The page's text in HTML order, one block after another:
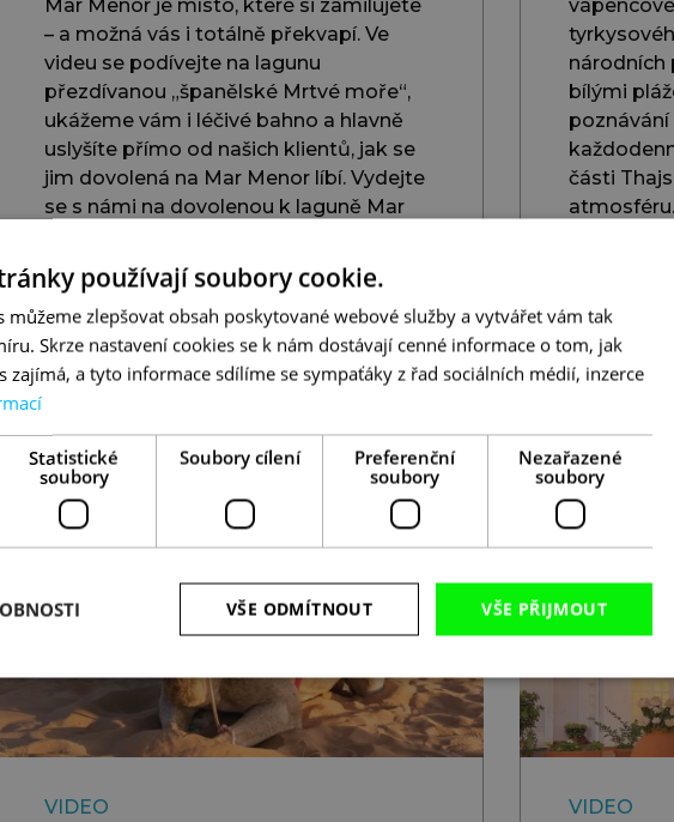
Mar Menor je místo, které si zamilujete
– a možná vás i totálně překvapí. Ve
videu se podívejte na lagunu
přezdívanou „španělské Mrtvé moře“,
ukážeme vám i léčivé bahno a hlavně
uslyšíte přímo od našich klientů, jak se
jim dovolená na Mar Menor líbí. Vydejte
se s námi na dovolenou k laguně Mar
ZHLÉDNOUT
národních
bílými
části
cestu
VIDEO VIDEO
používají soubory cookie.
můžeme zlepšovat obsah poskytované webové služby a vytvářet vám tak
Skrze nastavení cookies se k nám dostávají cenné informace o tom, jak
zajímá, a tyto informace sdílíme se sympaťáky z řad sociálních médií, inzerce
Statistické
soubory
Soubory cílení
Preferenční
soubory
Nezařazené
soubory
VŠE PŘIJMOUT
VŠE ODMÍTNOUT